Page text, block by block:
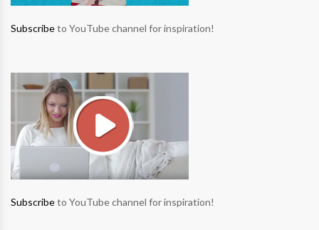
Subscribeto YouTube channel for inspiration!
Subscribeto YouTube channel for inspiration!